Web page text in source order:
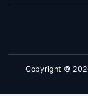
Copyright ©